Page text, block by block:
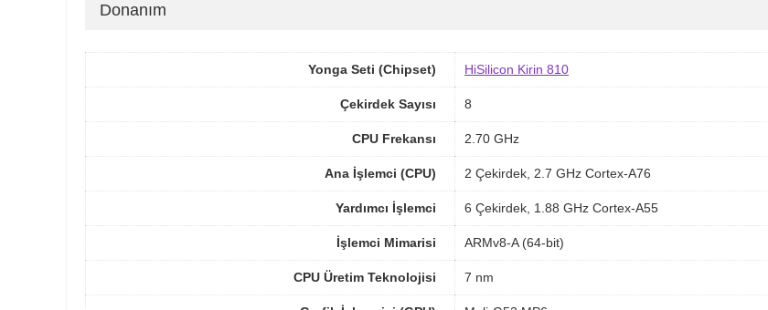
Donanım
Yonga Seti (Chipset) HiSilicon Kirin 810
Çekirdek Sayısı 8
CPU Frekansı 2.70 GHz
Ana İşlemci (CPU) 2 Çekirdek, 2.7 GHz Cortex-A76
Yardımcı İşlemci 6 Çekirdek, 1.88 GHz Cortex-A55
İşlemci Mimarisi ARMv8-A (64-bit)
CPU Üretim Teknolojisi 7 nm